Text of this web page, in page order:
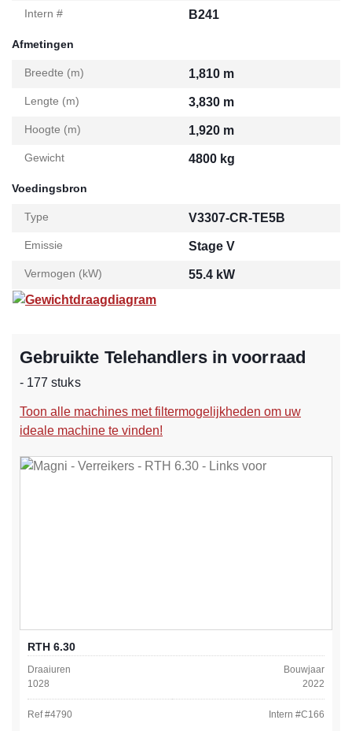
Intern # B241
Afmetingen
Breedte (m) 1,810 m
Lengte (m) 3,830 m
Hoogte (m) 1,920 m
Gewicht 4800 kg
Voedingsbron
Type V3307-CR-TE5B
Emissie Stage V
Vermogen (kW)
55.4 kW
Gewichtdraagdiagram
Gebruikte Telehandlers in voorraad
- 177 stuks
Toon alle machines met filtermogelijkheden om uw
ideale machine te vinden!
RTH 6.30
Draaiuren
1028
Bouwjaar
2022
Ref #4790 Intern #C166